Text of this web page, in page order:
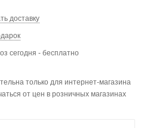
доставку
сегодня - бесплатно
только для интернет-магазина
от цен в розничных магазинах